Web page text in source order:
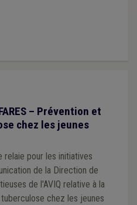
– Prévention et
chez les jeunes
relaie pour les initiatives
de la Direction de
de l'AVIQ relative à la
chez les jeunes